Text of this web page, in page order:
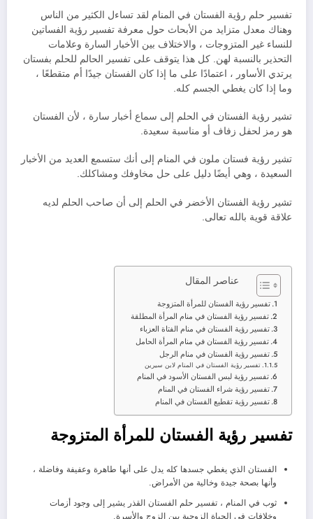
تفسير حلم رؤية الفستان في المنام لقد تساءل الكثير من الناس
وهناك معدل متزايد من الأبحاث حول معرفة تفسير رؤية الفساتين
للنساء غير المتزوجات ، والاختلاف بين الأخبار السارة وعلامات
التحذير بالنسبة لهن. كل هذا يتوقف على تفسير الحالم للحلم بفستان
يرتدي الأساور ، اعتمادًا على ما إذا كان الفستان جيدًا أم متقطعًا ،
وما إذا كان يغطي الجسم كله.
تشير رؤية الفستان في الحلم إلى سماع أخبار سارة ، لأن الفستان
هو رمز لحفل زفاف أو مناسبة سعيدة.
تشير رؤية فستان ملون في المنام إلى أنك ستسمع العديد من الأخبار
السعيدة ، وهي أيضًا دليل على حل مخاوفك ومشاكلك.
تشير رؤية الفستان الأخضر في الحلم إلى أن صاحب الحلم لديه
علاقة قوية بالله تعالى.
عناصر المقال
تفسير رؤية الفستان للمرأة المتزوجة
تفسير رؤية الفستان في منام المرأة المطلقة
تفسير رؤية الفستان في منام الفتاة العزباء
تفسير رؤية الفستان في منام المرأة الحامل
تفسير رؤية الفستان في منام الرجل
تفسير رؤية الفستان في المنام لابن سيرين
تفسير رؤية لبس الفستان الأسود في المنام
تفسير رؤية شراء الفستان في المنام
تفسير رؤية تقطيع الفستان في المنام
تفسير رؤية الفستان للمرأة المتزوجة
الفستان الذي يغطي جسدها كله يدل على أنها طاهرة وعفيفة وفاضلة ،
وأنها بصحة جيدة وخالية من الأمراض.
ثوب في المنام ، تفسير حلم الفستان القذر يشير إلى وجود أزمات
وخلافات في الحياة الزوجية بين الزوج والأسرة.